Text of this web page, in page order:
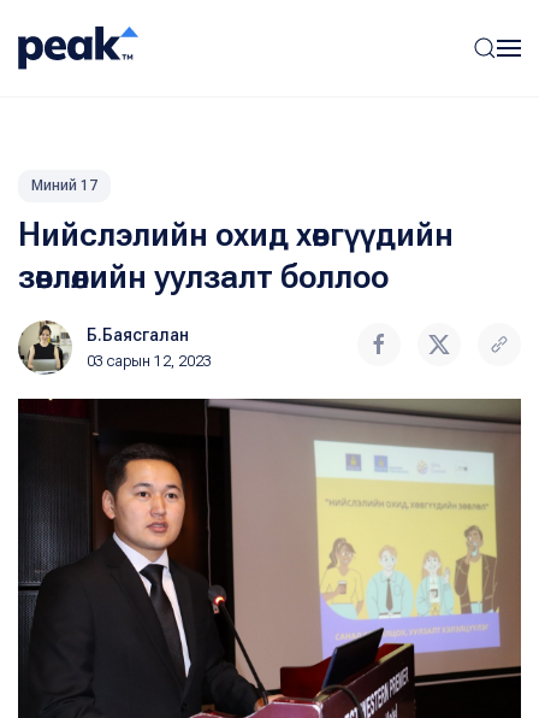
Миний 17
Нийслэлийн охид хөвгүүдийн
зөвлөлийн уулзалт боллоо
Б.Баясгалан
03 сарын 12, 2023